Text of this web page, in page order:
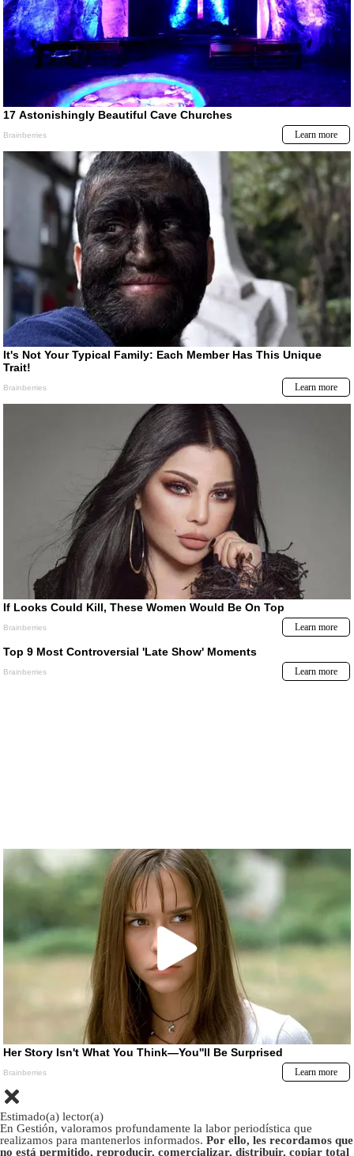
Estimado(a) lector(a)
En Gestión, valoramos profundamente la labor periodística que
realizamos para mantenerlos informados. Por ello, les recordamos que
no está permitido, reproducir, comercializar, distribuir, copiar total